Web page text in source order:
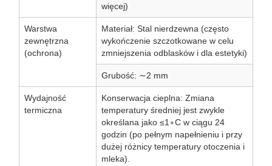
więcej)
Warstwa
zewnętrzna
(ochrona)
Materiał: Stal nierdzewna (często
wykończenie szczotkowane w celu
zmniejszenia odblasków i dla estetyki)
Grubość: ∼2 mm
Wydajność
termiczna
Konserwacja cieplna: Zmiana
temperatury średniej jest zwykle
określana jako ≤1∘C w ciągu 24
godzin (po pełnym napełnieniu i przy
dużej różnicy temperatury otoczenia i
mleka).